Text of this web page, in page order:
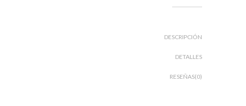
DESCRIPCIÓN
DETALLES
RESEÑAS(0)